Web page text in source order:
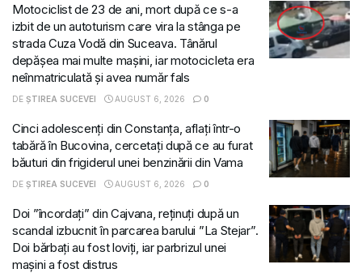
Motociclist de 23 de ani, mort după ce s-a
izbit de un autoturism care vira la stânga pe
strada Cuza Vodă din Suceava. Tânărul
depășea mai multe mașini, iar motocicleta era
neînmatriculată și avea număr fals
DE ȘTIREA SUCEVEI AUGUST 6, 2026 0
Cinci adolescenți din Constanța, aflați într-o
tabără în Bucovina, cercetați după ce au furat
băuturi din frigiderul unei benzinării din Vama
DE ȘTIREA SUCEVEI AUGUST 6, 2026 0
Doi ”încordați” din Cajvana, reținuți după un
scandal izbucnit în parcarea barului ”La Stejar”.
Doi bărbați au fost loviți, iar parbrizul unei
mașini a fost distrus